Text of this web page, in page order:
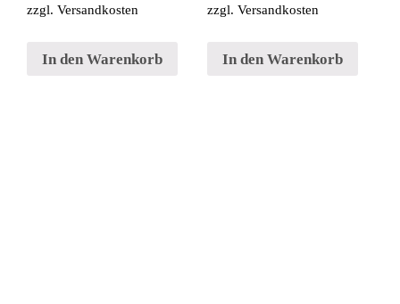
zzgl. Versandkosten
In den Warenkorb
zzgl. Versandkosten
In den Warenkorb